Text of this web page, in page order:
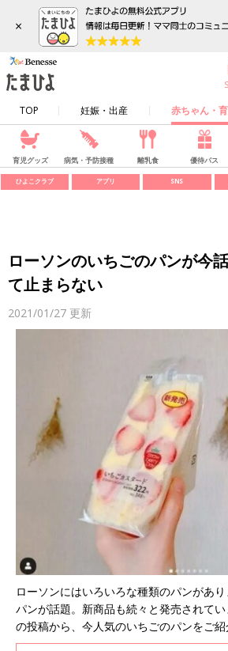
×
TOP 妊娠・出産 赤ちゃん・
育児グッズ 病気・予防接種 離乳食 優待パス
ひよこクラブ アプリ SNS
ローソンのいちごのパンが今
て止まらない
2021/01/27 更新
ローソンにはいろいろな種類のパンがあ
パンが話題。新商品も続々と発売されて
の投稿から、今人気のいちごのパンをご紹